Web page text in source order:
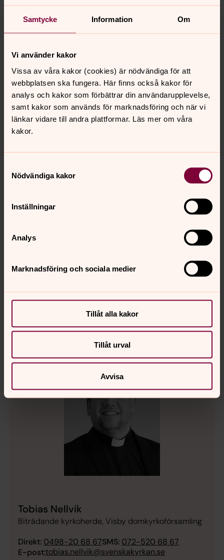
Samtycke Information Om
Vi använder kakor
Vissa av våra kakor (cookies) är nödvändiga för att
webbplatsen ska fungera. Här finns också kakor för
analys och kakor som förbättrar din användarupplevelse,
samt kakor som används för marknadsföring och när vi
länkar vidare till andra plattformar. Läs mer om våra
kakor.
Nödvändiga kakor
Inställningar
Analys
Marknadsföring och sociala medier
Tillåt alla kakor
Tillåt urval
Avvisa
Be en bön för fred
Christer Engelhardt
Tobias Nellvik
Biträdande kyrkoherde, Visby domkyrkoförsamling
Direkt: 0498-20 68 67SMS: 072-520 68 67
E-post:tobias.nellvik@svenskakyrkan.se